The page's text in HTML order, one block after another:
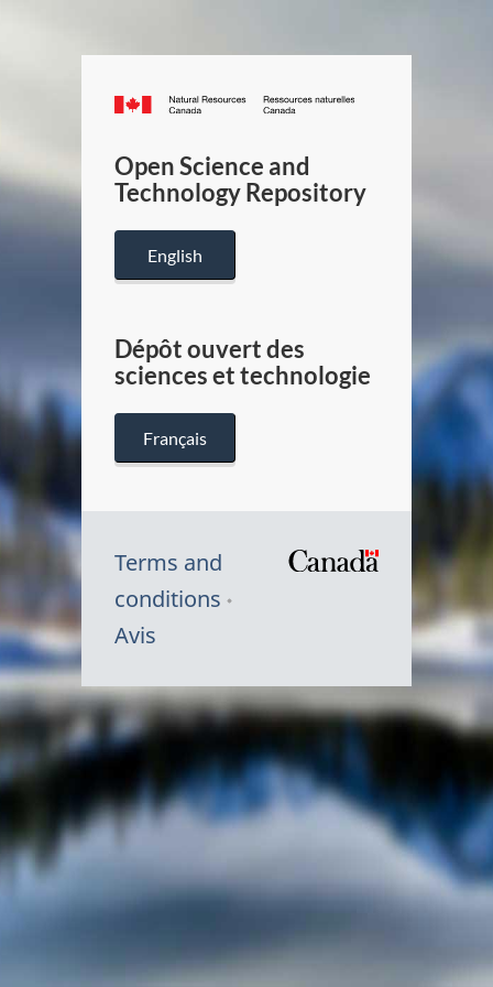
Canada.ca
/
Canada
Open Science and
Technology Repository
English
Dépôt ouvert des
sciences et technologie
Français
Terms and
conditions
Avis
Symbole
du
Canada